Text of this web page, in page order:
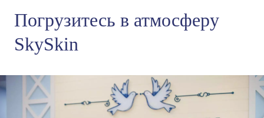
Погрузитесь в атмосферу
SkySkin